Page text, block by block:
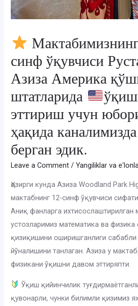
синф ўқувчиси
Азиза Америка
штатларида
эттириш учун
ҳақида
берган эдик.
Leave a Comment /Yangiliklar va
Ҳозирги кунда Азиза Woodland Park
мактабнинг 12-синф ўқувчиси
Аниқ фанларга ихтисослаштирилган
устозларимиз математика ва физика
қизиқишини оширишганлиги
йўналишини танлаган. Азиза у
физикани ўқишни давом эттиряпти.
Ўқиш қийинчилик
қувонарли, чунки билимли қизимиз